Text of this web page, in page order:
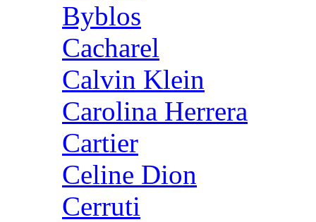
Byblos
Cacharel
Calvin Klein
Carolina Herrera
Cartier
Celine Dion
Cerruti